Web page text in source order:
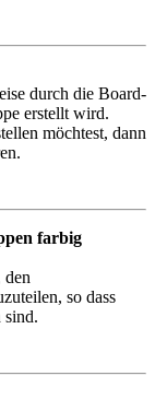
durch die Board-
erstellt wird.
möchtest, dann
farbig
so dass
sind.